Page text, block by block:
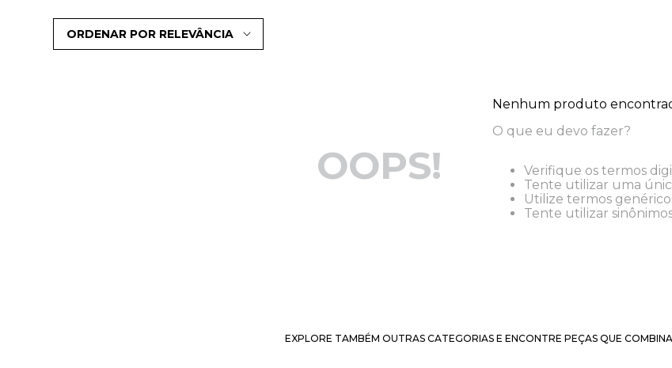
ORDENAR POR RELEVÂNCIA
OOPS!
Nenhum produto
O que eu devo fazer?
Verifique os termos
Tente utilizar uma
Utilize termos
Tente utilizar
EXPLORE TAMBÉM OUTRAS CATEGORIAS E ENCONTRE PEÇAS QUE